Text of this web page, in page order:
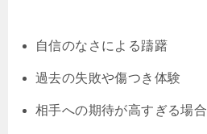
自信のなさによる躊躇
過去の失敗や傷つき体験
相手への期待が高すぎる場合